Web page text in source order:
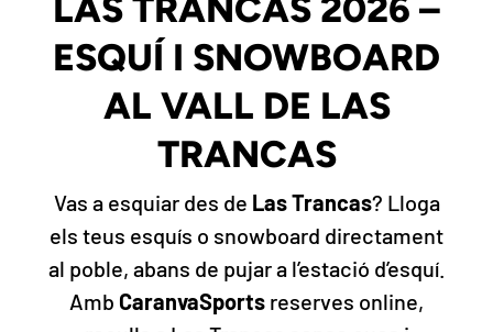
ESQUÍ I SNOWBOARD
AL VALL DE LAS
TRANCAS
Vas a esquiar des de Las Trancas? Lloga
els teus esquís o snowboard directament
al poble, abans de pujar a l’estació d’esquí.
Amb CaranvaSports reserves online,